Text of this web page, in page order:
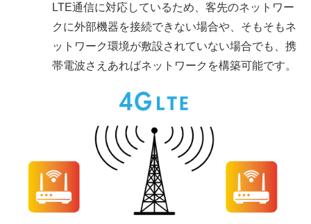
LTE通信に対応しているため、客先のネットワー
クに外部機器を接続できない場合や、そもそもネ
ットワーク環境が敷設されていない場合でも、携
帯電波さえあればネットワークを構築可能です。